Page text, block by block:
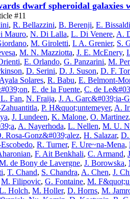
dwarf spheroidal
#11
, R. Bellazzini, B. Berenji, E. Bissaldi
Mauro, N. Di Lalla, L. Di Venere, A.
, M. Giroletti, I. A. Grenier, S.
, M. N. Mazziotta, J. E. McEnery,
, E. Orlando, G. Panzarini, M.
, D. Serini, D. J. Suson, D. F.
Solares, R. Babu, E. Belmont-
, E. de la Fuente, C. de
Fan, N. Fraija, J. A. Garc&#039;ia-
, P. H&quot;untemeyer, A.
, J. Lundeen, K. Malone, O. Martinez,
, A. Nayerhoda, L. Nellen, M. U.
Rosa-Gonz&#039;alez, H. Salazar, D.
, R. Turner, F. Ure~na-Mena,
, F. Ait Benkhali, C. Armand,
de Bony de Lavergne, J. Borowska,
, T. Chand, S. Chandra, A. Chen, J.
M. Filipovic, G. Fontaine, M.
Holch, M. Holler, D. Horns, M.